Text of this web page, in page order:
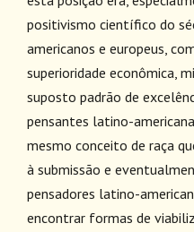
positivismo científico do
americanos e europeus,
superioridade econômica,
suposto padrão de
pensantes latino-
mesmo conceito de raça
à submissão e
pensadores latino-
encontrar formas de